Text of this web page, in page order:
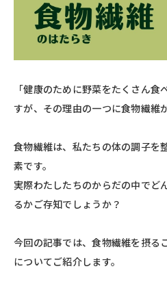
「健康のために野菜をたくさん
すが、その理由の一つに食物繊維
食物繊維は、私たちの体の調子を
素です。
実際わたしたちのからだの中でど
るかご存知でしょうか？
今回の記事では、食物繊維を摂る
についてご紹介します。